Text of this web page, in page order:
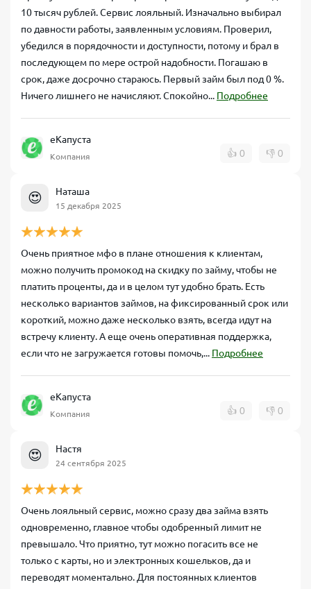
10 тысяч рублей. Сервис лояльный. Изначально выбирал
по давности работы, заявленным условиям. Проверил,
убедился в порядочности и доступности, потому и брал в
последующем по мере острой надобности. Погашаю в
срок, даже досрочно стараюсь. Первый займ был под 0 %.
Ничего лишнего не начисляют. Спокойно... Подробнее
еКапуста
Компания 👍 0 👎 0
😍 Наташа
15 декабря 2025
Очень приятное мфо в плане отношения к клиентам,
можно получить промокод на скидку по займу, чтобы не
платить проценты, да и в целом тут удобно брать. Есть
несколько вариантов займов, на фиксированный срок или
короткий, можно даже несколько взять, всегда идут на
встречу клиенту. А еще очень оперативная поддержка,
если что не загружается готовы помочь,... Подробнее
еКапуста
Компания 👍 0 👎 0
😍 Настя
24 сентября 2025
Очень лояльный сервис, можно сразу два займа взять
одновременно, главное чтобы одобренный лимит не
превышало. Что приятно, тут можно погасить все не
только с карты, но и электронных кошельков, да и
переводят моментально. Для постоянных клиентов